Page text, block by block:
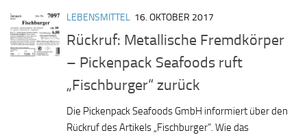
LEBENSMITTEL 16. OKTOBER 2017
Rückruf: Metallische Fremdkörper
– Pickenpack Seafoods ruft
„Fischburger“ zurück
Die Pickenpack Seafoods GmbH informiert über den
Rückruf des Artikels „Fischburger“. Wie das